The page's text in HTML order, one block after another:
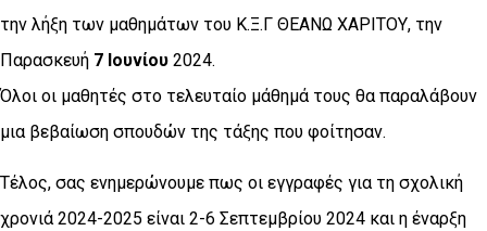
την λήξη των μαθημάτων του Κ.Ξ.Γ ΘΕΑΝΩ ΧΑΡΙΤΟΥ, την
Παρασκευή 7 Ιουνίου 2024.
Όλοι οι μαθητές στο τελευταίο μάθημά τους θα παραλάβουν
μια βεβαίωση σπουδών της τάξης που φοίτησαν.
Τέλος, σας ενημερώνουμε πως οι εγγραφές για τη σχολική
χρονιά 2024-2025 είναι 2-6 Σεπτεμβρίου 2024 και η έναρξη